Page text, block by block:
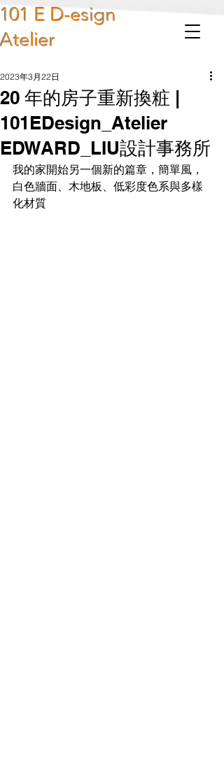
101 E D-esign
Atelier
20 年的房子重新換粧 |
101EDesign_Atelier
EDWARD_LIU設計事務所
2023年3月22日
我的家開始另一個新的篇章，簡單風，
白色牆面、木地板、低彩度色系與多樣
化材質